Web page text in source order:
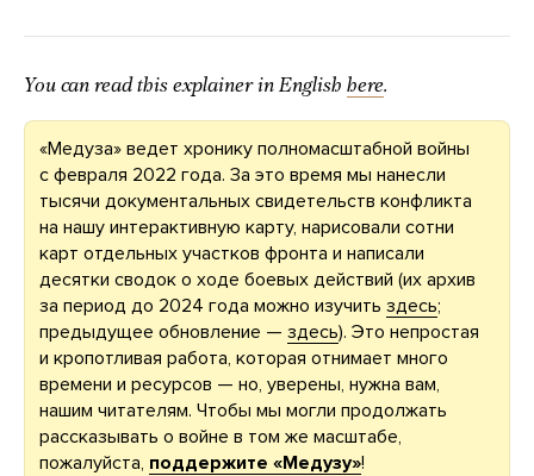
You can read this explainer in English here.
«Медуза» ведет хронику полномасштабной войны
с февраля 2022 года. За это время мы нанесли
тысячи документальных свидетельств конфликта
на нашу интерактивную карту, нарисовали сотни
карт отдельных участков фронта и написали
десятки сводок о ходе боевых действий (их архив
за период до 2024 года можно изучить здесь;
предыдущее обновление — здесь). Это непростая
и кропотливая работа, которая отнимает много
времени и ресурсов — но, уверены, нужна вам,
нашим читателям. Чтобы мы могли продолжать
рассказывать о войне в том же масштабе,
пожалуйста, поддержите «Медузу»!